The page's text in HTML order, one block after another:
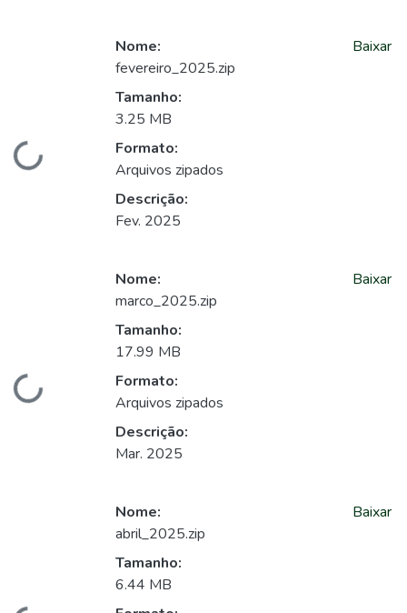
Carregando...
Nome:
fevereiro_2025.zip
Tamanho:
3.25 MB
Formato:
Arquivos zipados
Descrição:
Fev. 2025
Baixar
Carregando...
Nome:
marco_2025.zip
Tamanho:
17.99 MB
Formato:
Arquivos zipados
Descrição:
Mar. 2025
Baixar
Nome:
abril_2025.zip
Tamanho:
6.44 MB
Baixar